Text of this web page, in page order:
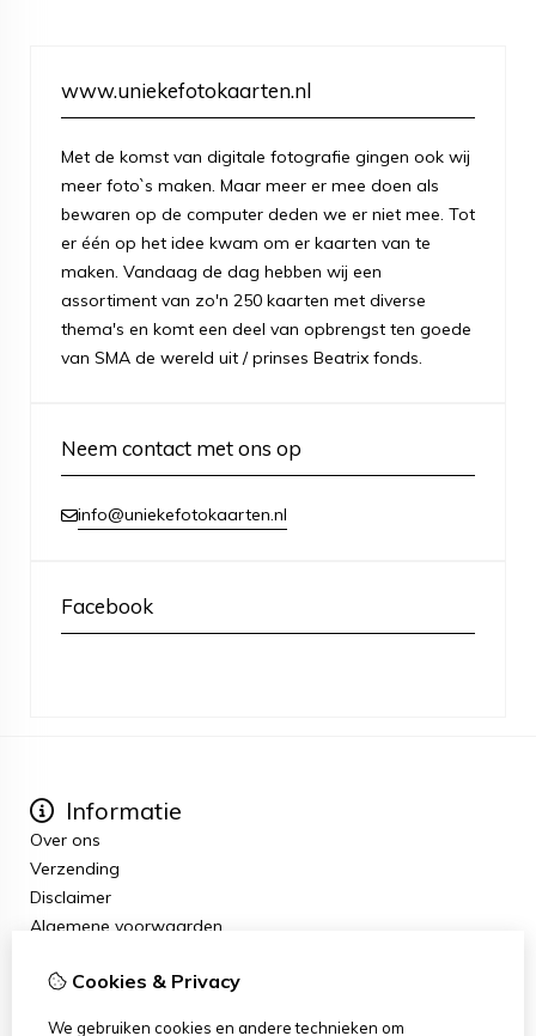
www.uniekefotokaarten.nl
Met de komst van digitale fotografie gingen ook wij
meer foto`s maken. Maar meer er mee doen als
bewaren op de computer deden we er niet mee. Tot
er één op het idee kwam om er kaarten van te
maken. Vandaag de dag hebben wij een
assortiment van zo'n 250 kaarten met diverse
thema's en komt een deel van opbrengst ten goede
van SMA de wereld uit / prinses Beatrix fonds.
Neem contact met ons op
info@uniekefotokaarten.nl
Facebook
Informatie
Over ons
Verzending
Disclaimer
Algemene voorwaarden
Cadeaubon
Cookies & Privacy
We gebruiken cookies en andere technieken om